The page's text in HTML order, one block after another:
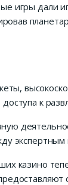
игры дали
к
казино